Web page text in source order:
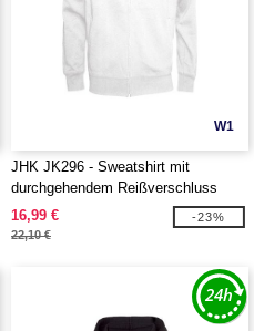
W1
JHK JK296 - Sweatshirt mit
durchgehendem Reißverschluss
16,99 €
22,10 €
-23%